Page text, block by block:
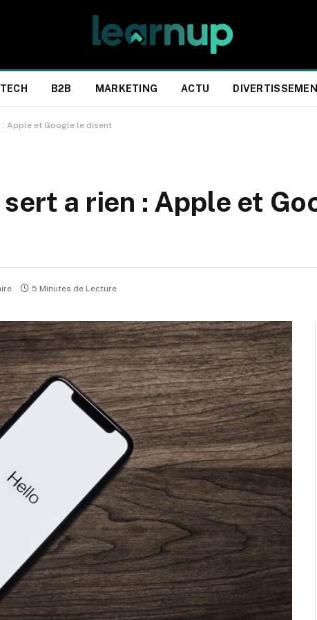
TECH B2B MARKETING ACTU
: Apple et Google le disent
a rien : Apple et
5 Minutes de Lecture